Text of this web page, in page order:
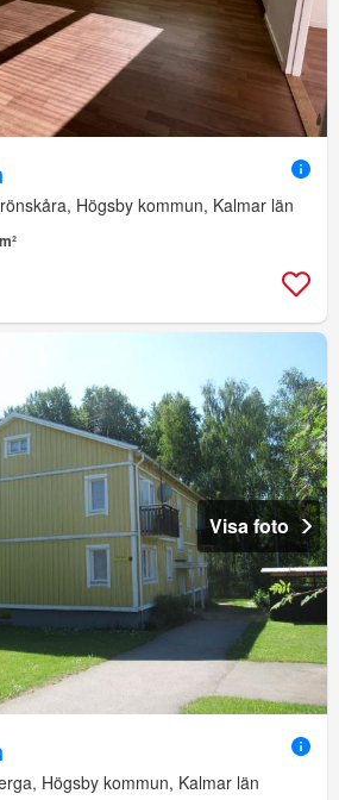
Högsby kommun, Kalmar län
Visa foto
Högsby kommun, Kalmar län